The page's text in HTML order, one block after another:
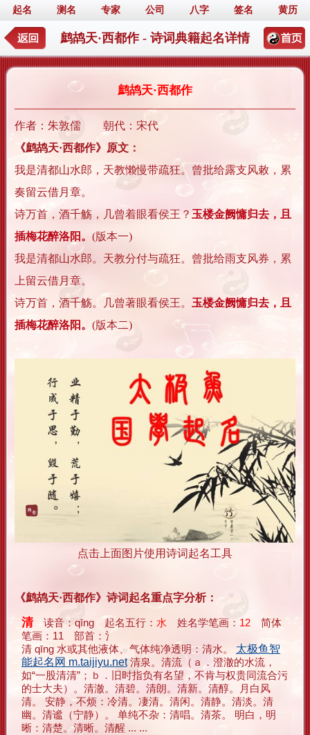
起名 测名 专家 公司 八字 签名 黄历
鹧鸪天·西都作 - 诗词典籍起名详情
鹧鸪天·西都作
作者：朱敦儒 朝代：宋代
《鹧鸪天·西都作》原文：
我是清都山水郎，天教懒慢带疏狂。曾批给露支风敕，累
奏留云借月章。
诗万首，酒千觞，几曾着眼看侯王？ 玉楼金阙慵归去，且
插梅花醉洛阳。 (版本一)
我是清都山水郎。天教分付与疏狂。曾批给雨支风券，累
上留云借月章。
诗万首，酒千觞。几曾著眼看侯王。 玉楼金阙慵归去，且
插梅花醉洛阳。 (版本二)
点击上面图片使用诗词起名工具
《鹧鸪天·西都作》诗词起名重点字分析：
清读音：qīng 起名五行： 水 姓名学笔画： 12 简体
笔画：11 部首：氵
清 qīng 水或其他液体、气体纯净透明：清水。 太极鱼智
能起名网 m.taijiyu.net清泉。清流（ａ．澄澈的水流，
如“一股清清”；ｂ．旧时指负有名望，不肯与权贵同流合污
的士大夫）。清澈。清碧。清朗。清新。清醇。月白风
清。 安静，不烦：冷清。凄清。清闲。清静。清淡。清
幽。清谧（宁静）。 单纯不杂：清唱。清茶。 明白，明
晰：清楚。清晰。清醒 ... ...